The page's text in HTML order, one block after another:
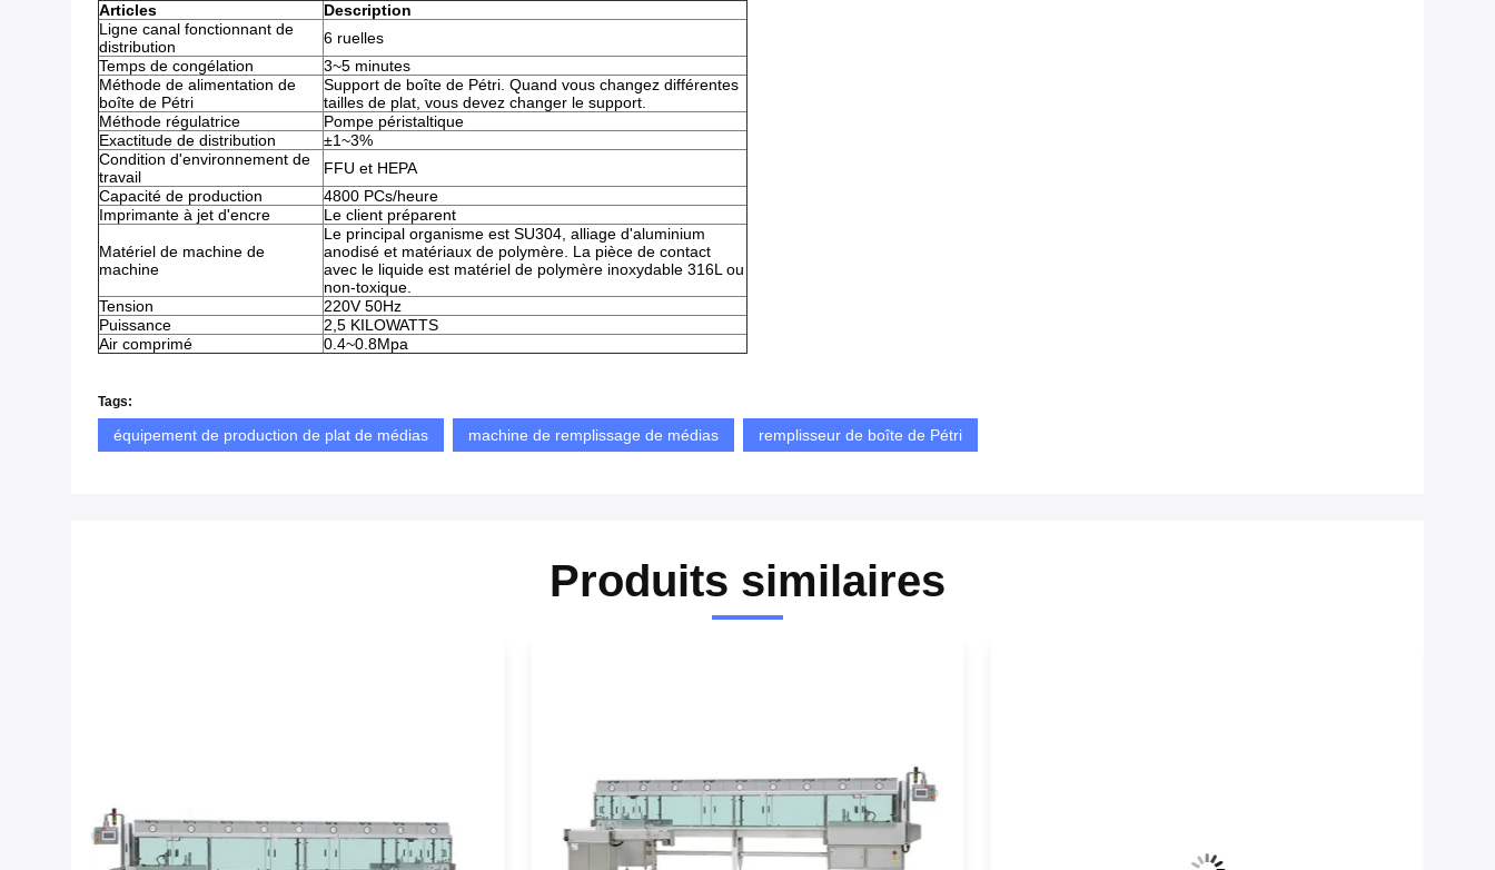
Articles
Description
Ligne canal fonctionnant de
distribution
6 ruelles
Temps de congélation
3~5 minutes
Méthode de alimentation de
boîte de Pétri
Support de boîte de Pétri. Quand vous changez différentes
tailles de plat, vous devez changer le support.
Méthode régulatrice
Pompe péristaltique
Exactitude de distribution
±1~3%
Condition d'environnement de
travail
FFU et HEPA
Capacité de production
4800 PCs/heure
Imprimante à jet d'encre
Le client préparent
Matériel de machine de
machine
Le principal organisme est SU304, alliage d'aluminium
anodisé et matériaux de polymère. La pièce de contact
avec le liquide est matériel de polymère inoxydable 316L ou
non-toxique.
Tension
220V 50Hz
Puissance
2,5 KILOWATTS
Air comprimé
0.4~0.8Mpa
Tags:
équipement de production de plat de médias machine de remplissage de médias remplisseur de boîte de Pétri
Produits similaires